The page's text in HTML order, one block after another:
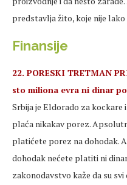
predstavlja žito, koje nije
Finansije
22. PORESKI TRETMAN
sto miliona evra ni dinar
Srbija je Eldorado za kockare
plaća nikakav porez.
platićete porez na dohodak.
dohodak nećete platiti ni
zakonodavstvo kaže da su